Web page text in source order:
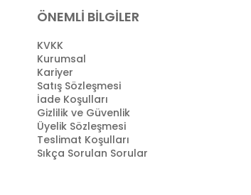
ÖNEMLİ BİLGİLER
KVKK
Kurumsal
Kariyer
Satış Sözleşmesi
İade Koşulları
Gizlilik ve Güvenlik
Üyelik Sözleşmesi
Teslimat Koşulları
Sıkça Sorulan Sorular